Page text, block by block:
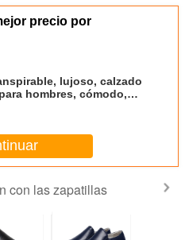
precio por
lujoso, calzado
hombres, cómodo,
con las zapatillas